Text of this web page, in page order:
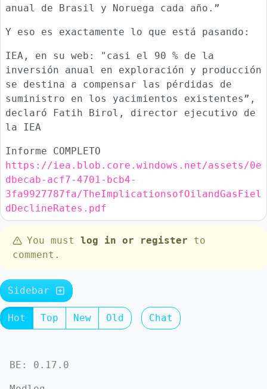
anual de Brasil y Noruega cada año.”
Y eso es exactamente lo que está pasando:
IEA, en su web: "casi el 90 % de la
inversión anual en exploración y producción
se destina a compensar las pérdidas de
suministro en los yacimientos existentes”,
declaró Fatih Birol, director ejecutivo de
la IEA
Informe COMPLETO
https://iea.blob.core.windows.net/assets/0e
dbecab-acf7-4701-bcb4-
3fa9927787fa/TheImplicationsofOilandGasFiel
dDeclineRates.pdf
You must log in or register to
comment.
Sidebar
Hot Top New Old Chat
BE: 0.17.0